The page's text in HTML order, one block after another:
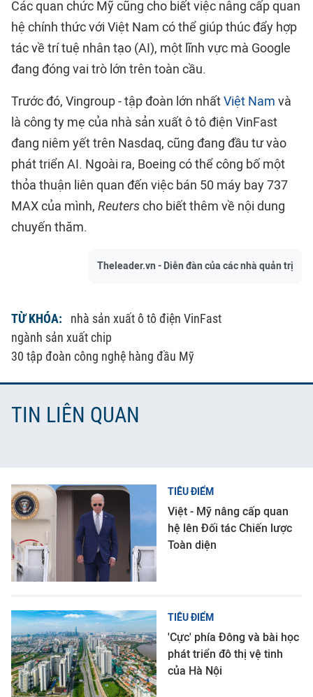
Các quan chức Mỹ cũng cho biết việc nâng cấp quan
hệ chính thức với Việt Nam có thể giúp thúc đẩy hợp
tác về trí tuệ nhân tạo (AI), một lĩnh vực mà Google
đang đóng vai trò lớn trên toàn cầu.
Trước đó, Vingroup - tập đoàn lớn nhấtViệt Nam và
là công ty mẹ của nhà sản xuất ô tô điện VinFast
đang niêm yết trên Nasdaq, cũng đang đầu tư vào
phát triển AI. Ngoài ra, Boeing có thể công bố một
thỏa thuận liên quan đến việc bán 50 máy bay 737
MAX của mình, Reuterscho biết thêm về nội dung
chuyến thăm.
Theleader.vn - Diễn đàn của các nhà quản trị
TỪ KHÓA:
nhà sản xuất ô tô điện VinFast
ngành sản xuất chip
30 tập đoàn công nghệ hàng đầu Mỹ
TIN LIÊN QUAN
TIÊU ĐIỂM
Việt - Mỹ nâng cấp quan
hệ lên Đối tác Chiến lược
Toàn diện
TIÊU ĐIỂM
'Cực' phía Đông và bài học
phát triển đô thị vệ tinh
của Hà Nội